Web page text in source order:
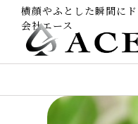
横顔やふとした瞬間に
会社エース